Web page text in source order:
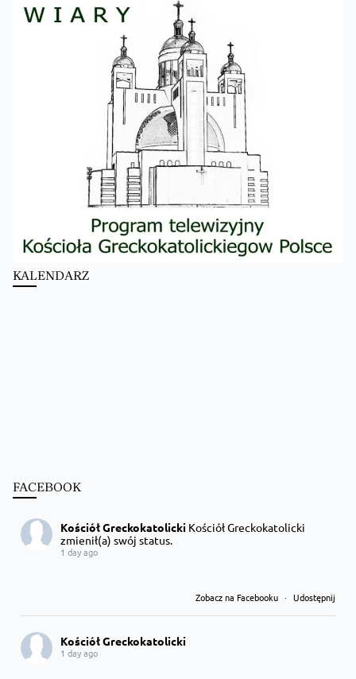
KALENDARZ
FACEBOOK
Kościół Greckokatolicki Kościół Greckokatolicki
zmienił(a) swój status.
1 day ago
Zobacz na Facebooku · Udostępnij
Kościół Greckokatolicki
1 day ago